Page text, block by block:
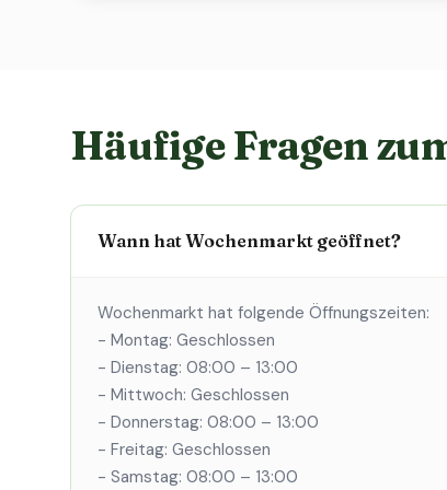
Häufige Fragen
Wann hat Wochenmarkt geöffnet?
Wochenmarkt hat folgende Öffnungszeiten:
- Montag: Geschlossen
- Dienstag: 08:00 – 13:00
- Mittwoch: Geschlossen
- Donnerstag: 08:00 – 13:00
- Freitag: Geschlossen
- Samstag: 08:00 – 13:00